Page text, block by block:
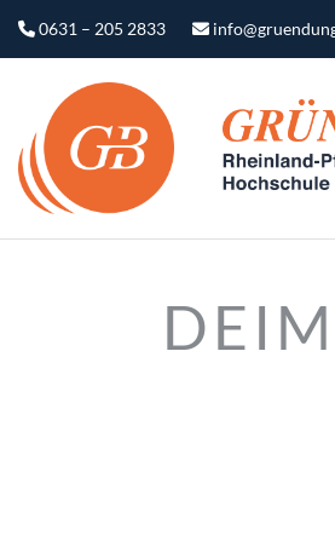
0631 – 205 2833